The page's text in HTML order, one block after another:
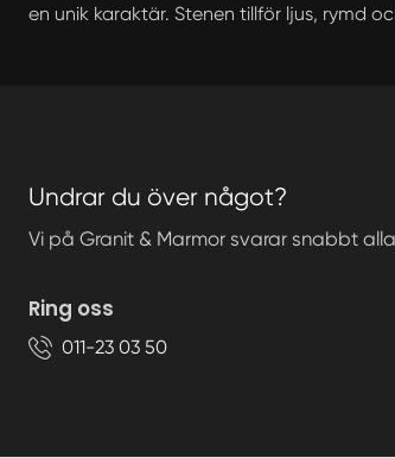
en unik karaktär. Stenen tillför ljus, rymd
Undrar du över något?
Vi på Granit & Marmor svarar snabbt
Ring oss
011-23 03 50